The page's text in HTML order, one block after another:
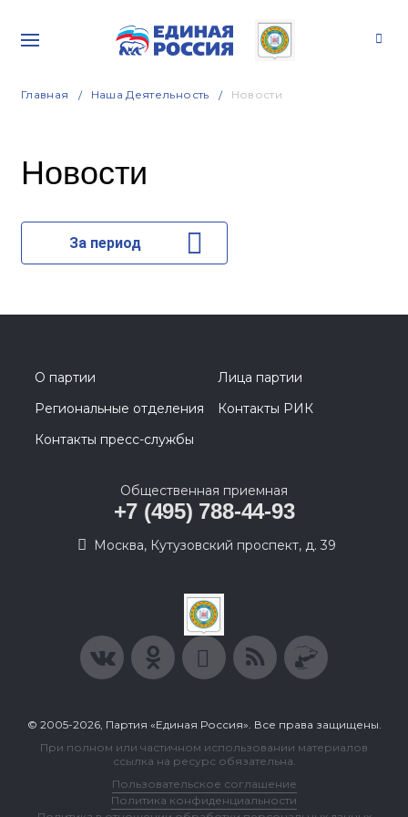
Главная Наша Деятельность Новости
Новости
За период
О партии
Лица партии
Региональные отделения
Контакты РИК
Контакты пресс-службы
Общественная приемная
+7 (495) 788-44-93
Москва, Кутузовский проспект, д. 39
© 2005-2026, Партия «Единая Россия». Все права защищены.
При полном или частичном использовании материалов
ссылка на ресурс обязательна.
Пользовательское соглашение
Политика конфиденциальности